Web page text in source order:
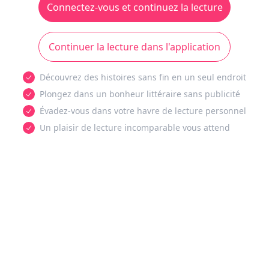
Connectez-vous et continuez la lecture
Continuer la lecture dans l'application
Découvrez des histoires sans fin en un seul endroit
Plongez dans un bonheur littéraire sans publicité
Évadez-vous dans votre havre de lecture personnel
Un plaisir de lecture incomparable vous attend